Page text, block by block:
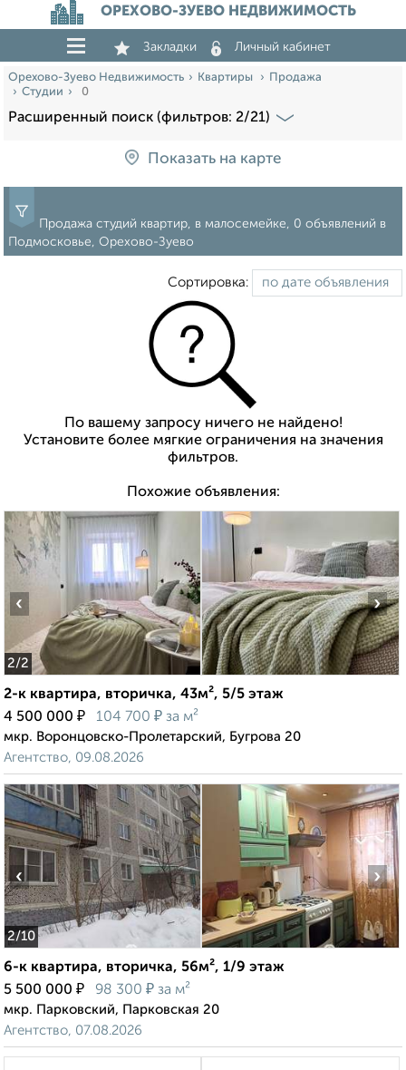
ОРЕХОВО-ЗУЕВО НЕДВИЖИМОСТЬ
Закладки Личный кабинет
Орехово-Зуево Недвижимость Квартиры
Продажа
Студии
0
Расширенный поиск (фильтров: 2/21)
Показать на карте
Продажа студий квартир, в малосемейке, 0 объявлений в
Подмосковье, Орехово-Зуево
Сортировка:
По вашему запросу ничего не найдено!
Установите более мягкие ограничения на значения
фильтров.
Похожие объявления:
2/2
‹ ›
2-к квартира, вторичка, 43м², 5/5 этаж
4 500 000 ₽ 104 700 ₽ за м²
мкр. Воронцовско-Пролетарский, Бугрова 20
Агентство, 09.08.2026
2/10
‹ ›
6-к квартира, вторичка, 56м², 1/9 этаж
5 500 000 ₽ 98 300 ₽ за м²
мкр. Парковский, Парковская 20
Агентство, 07.08.2026